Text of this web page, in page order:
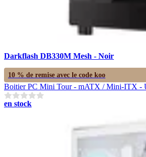
Darkflash DB330M Mesh - Noir
10 % de remise avec le code koo
Boitier PC Mini Tour - mATX / Mini-ITX -
en stock